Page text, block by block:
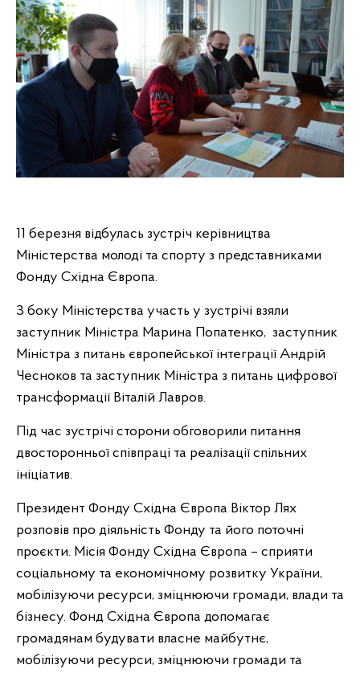
11 березня відбулась зустріч керівництва
Міністерства молоді та спорту з представниками
Фонду Східна Європа.
З боку Міністерства участь у зустрічі взяли
заступник Міністра Марина Попатенко, заступник
Міністра з питань європейської інтеграції Андрій
Чесноков та заступник Міністра з питань цифрової
трансформації Віталій Лавров.
Під час зустрічі сторони обговорили питання
двосторонньої співпраці та реалізації спільних
ініціатив.
Президент Фонду Східна Європа Віктор Лях
розповів про діяльність Фонду та його поточні
проєкти. Місія Фонду Східна Європа – сприяти
соціальному та економічному розвитку України,
мобілізуючи ресурси, зміцнюючи громади, влади та
бізнесу. Фонд Східна Європа допомагає
громадянам будувати власне майбутнє,
мобілізуючи ресурси, зміцнюючи громади та